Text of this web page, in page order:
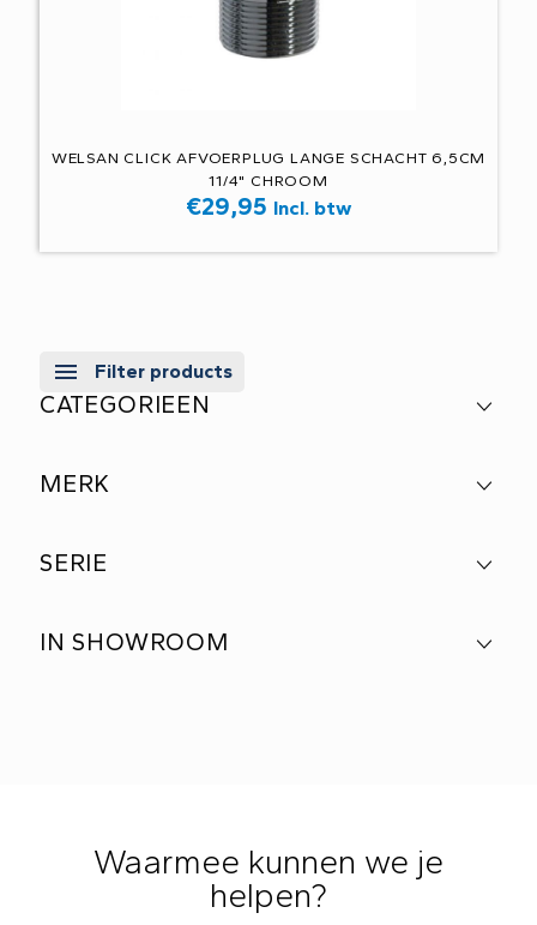
WELSAN CLICK AFVOERPLUG LANGE SCHACHT 6,5CM
11/4" CHROOM
€29,95 Incl. btw
Filter products
CATEGORIEEN
MERK
SERIE
IN SHOWROOM
Waarmee kunnen we je
helpen?